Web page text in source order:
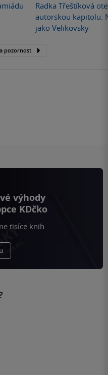
Radka Třeštíková
autorskou kapitolu.
jako Velikovsky
pozornost
výhody
KDčko
tisíce knih